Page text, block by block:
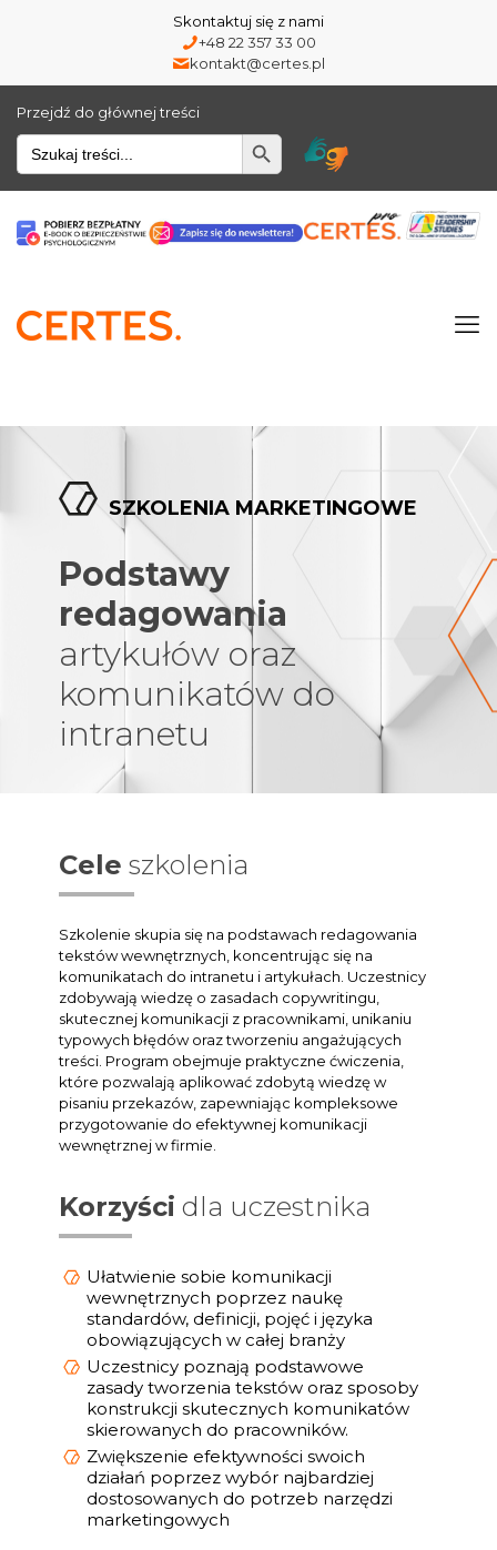
Skontaktuj się z nami
+48 22 357 33 00
kontakt@certes.pl
Przejdź do głównej treści
Wyszukiwarka
SZKOLENIA MARKETINGOWE
Podstawy
redagowania
artykułów oraz
komunikatów do
intranetu
Cele szkolenia
Szkolenie skupia się na podstawach redagowania
tekstów wewnętrznych, koncentrując się na
komunikatach do intranetu i artykułach. Uczestnicy
zdobywają wiedzę o zasadach copywritingu,
skutecznej komunikacji z pracownikami, unikaniu
typowych błędów oraz tworzeniu angażujących
treści. Program obejmuje praktyczne ćwiczenia,
które pozwalają aplikować zdobytą wiedzę w
pisaniu przekazów, zapewniając kompleksowe
przygotowanie do efektywnej komunikacji
wewnętrznej w firmie.
Korzyści dla uczestnika
Ułatwienie sobie komunikacji
wewnętrznych poprzez naukę
standardów, definicji, pojęć i języka
obowiązujących w całej branży
Uczestnicy poznają podstawowe
zasady tworzenia tekstów oraz sposoby
konstrukcji skutecznych komunikatów
skierowanych do pracowników.
Zwiększenie efektywności swoich
działań poprzez wybór najbardziej
dostosowanych do potrzeb narzędzi
marketingowych